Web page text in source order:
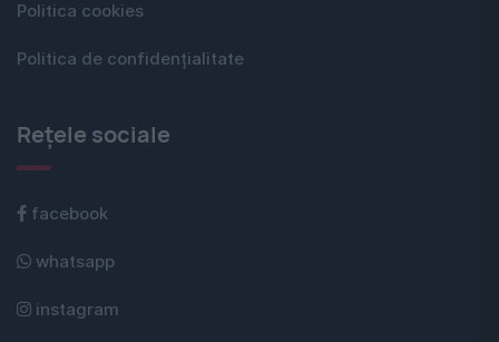
Politica cookies
Politica de confidențialitate
Rețele sociale
facebook
whatsapp
instagram